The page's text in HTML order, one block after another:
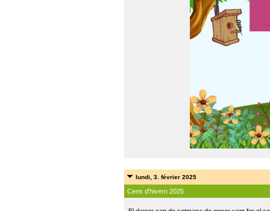
lundi, 3. février 2025
Cens d'hivern 2025